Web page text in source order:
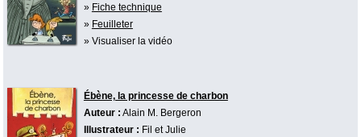
» Fiche technique
» Feuilleter
» Visualiser la vidéo
Ébène, la princesse de charbon
Auteur : Alain M. Bergeron
Illustrateur : Fil et Julie